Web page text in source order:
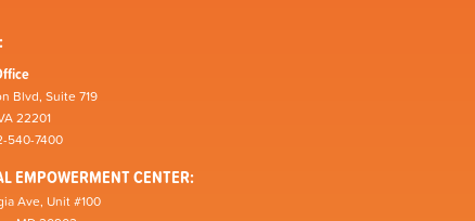
Blvd, Suite 719
22201
540-7400
EMPOWERMENT CENTER:
Ave, Unit #100